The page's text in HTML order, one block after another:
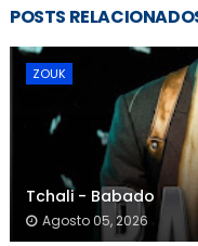
POSTS
ZOUK
Tchali - Babado
Agosto 05, 2026